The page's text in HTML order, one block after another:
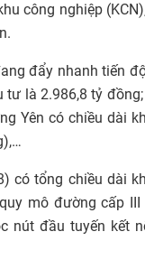
công nghiệp
đẩy nhanh tiến
tư là 2.986,8 tỷ
Yên có chiều dài
có tổng chiều dài
mô đường cấp III
nút đầu tuyến kết